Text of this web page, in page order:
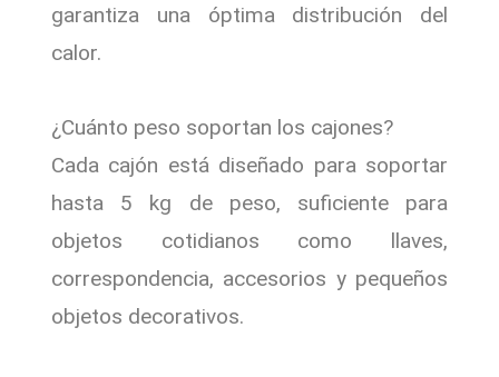
garantiza una óptima distribución del
calor.
¿Cuánto peso soportan los cajones?
Cada cajón está diseñado para soportar
hasta 5 kg de peso, suficiente para
objetos cotidianos como llaves,
correspondencia, accesorios y pequeños
objetos decorativos.